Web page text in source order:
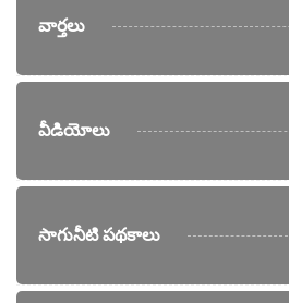
వార్తలు
వీడియోలు
సాగునీటి పథకాలు